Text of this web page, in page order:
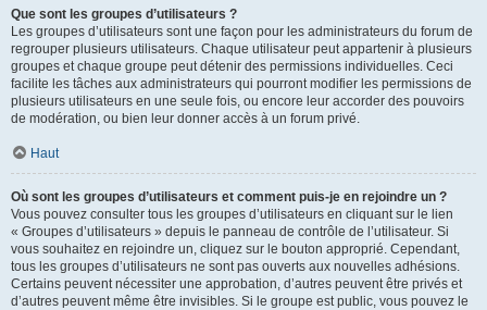
Que sont les groupes d’utilisateurs ?
Les groupes d’utilisateurs sont une façon pour les administrateurs du forum de
regrouper plusieurs utilisateurs. Chaque utilisateur peut appartenir à plusieurs
groupes et chaque groupe peut détenir des permissions individuelles. Ceci
facilite les tâches aux administrateurs qui pourront modifier les permissions de
plusieurs utilisateurs en une seule fois, ou encore leur accorder des pouvoirs
de modération, ou bien leur donner accès à un forum privé.
Haut
Où sont les groupes d’utilisateurs et comment puis-je en rejoindre un ?
Vous pouvez consulter tous les groupes d’utilisateurs en cliquant sur le lien
« Groupes d’utilisateurs » depuis le panneau de contrôle de l’utilisateur. Si
vous souhaitez en rejoindre un, cliquez sur le bouton approprié. Cependant,
tous les groupes d’utilisateurs ne sont pas ouverts aux nouvelles adhésions.
Certains peuvent nécessiter une approbation, d’autres peuvent être privés et
d’autres peuvent même être invisibles. Si le groupe est public, vous pouvez le